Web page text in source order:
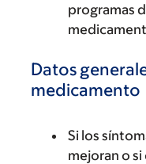
programas
Datos
medicamento
Si los
mejoran o